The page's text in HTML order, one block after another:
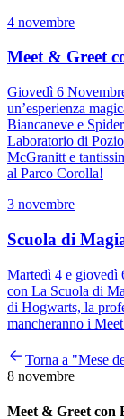
4 novembre
Meet & Greet
Giovedì 6
un’esperienza
Biancaneve e
Laboratorio di
McGranitt e
al Parco Corolla!
3 novembre
Scuola di
Martedì 4 e giovedì
con La Scuola di
di Hogwarts, la
mancheranno i
Torna a "Mese
8 novembre
Meet & Greet con